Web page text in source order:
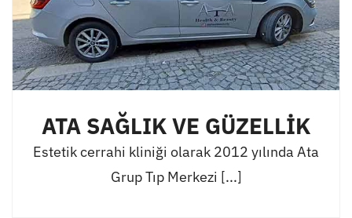
ATA SAĞLIK VE GÜZELLİK
Estetik cerrahi kliniği olarak 2012 yılında Ata
Grup Tıp Merkezi [...]